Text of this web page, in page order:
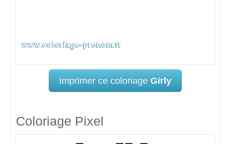
Imprimer ce coloriage Girly
Coloriage Pixel